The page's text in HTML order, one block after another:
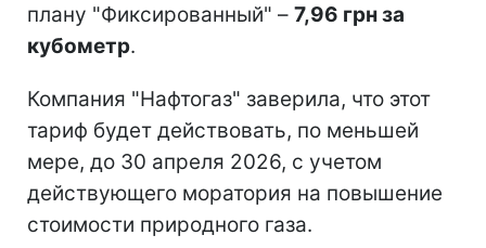
плану "Фиксированный" – 7,96 грн за
кубометр.
Компания "Нафтогаз" заверила, что этот
тариф будет действовать, по меньшей
мере, до 30 апреля 2026, с учетом
действующего моратория на повышение
стоимости природного газа.